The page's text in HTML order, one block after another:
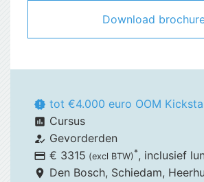
Download
new_releases tot €4.000 euro OOM
assessment Cursus
how_to_reg Gevorderden
payment € 3315 (excl BTW)*, inclusief
place Den Bosch, Schiedam,